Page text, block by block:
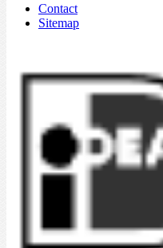
Contact
Sitemap